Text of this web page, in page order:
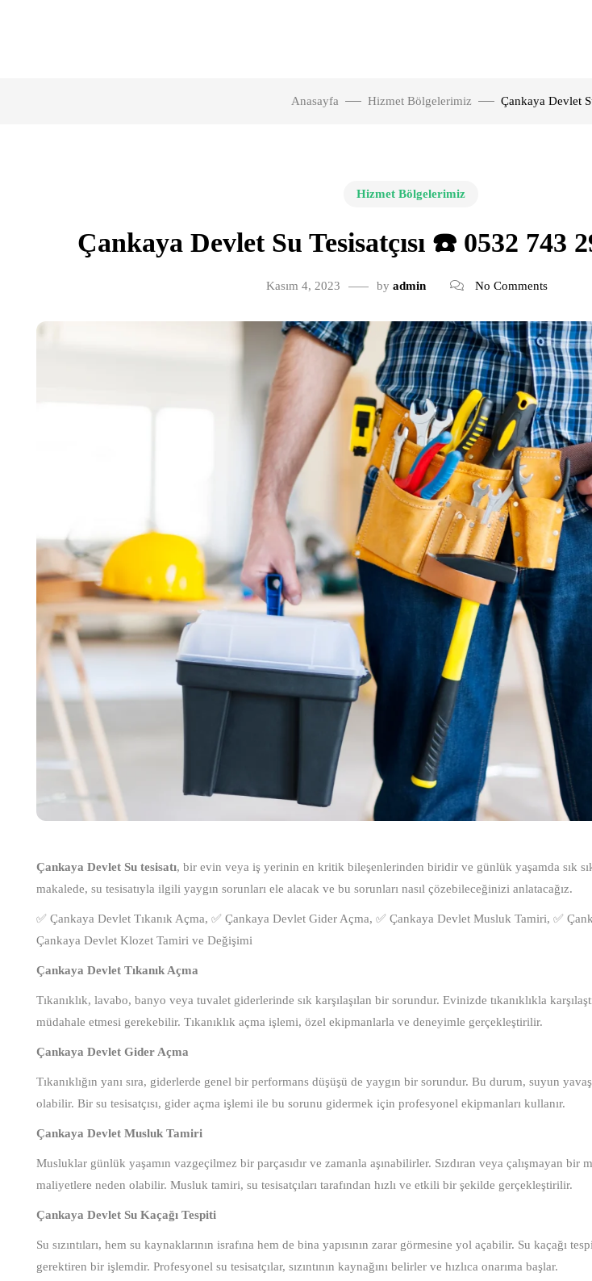
Anasayfa Hizmet Bölgelerimiz Çankaya Devlet
Hizmet Bölgelerimiz
Çankaya Devlet Su Tesisatçısı ☎️ 0532 743
Kasım 4, 2023 by admin No Comments
Çankaya Devlet Su tesisatı, bir evin veya iş yerinin en kritik bileşenlerinden biridir ve günlük yaşamda sık
makalede, su tesisatıyla ilgili yaygın sorunları ele alacak ve bu sorunları nasıl çözebileceğinizi anlatacağız.
✅ Çankaya Devlet Tıkanık Açma, ✅ Çankaya Devlet Gider Açma, ✅ Çankaya Devlet Musluk Tamiri, ✅
Çankaya Devlet Klozet Tamiri ve Değişimi
Çankaya Devlet Tıkanık Açma
Tıkanıklık, lavabo, banyo veya tuvalet giderlerinde sık karşılaşılan bir sorundur. Evinizde tıkanıklıkla
müdahale etmesi gerekebilir. Tıkanıklık açma işlemi, özel ekipmanlarla ve deneyimle gerçekleştirilir.
Çankaya Devlet Gider Açma
Tıkanıklığın yanı sıra, giderlerde genel bir performans düşüşü de yaygın bir sorundur. Bu durum, suyun
olabilir. Bir su tesisatçısı, gider açma işlemi ile bu sorunu gidermek için profesyonel ekipmanları kullanır.
Çankaya Devlet Musluk Tamiri
Musluklar günlük yaşamın vazgeçilmez bir parçasıdır ve zamanla aşınabilirler. Sızdıran veya çalışmayan bir
maliyetlere neden olabilir. Musluk tamiri, su tesisatçıları tarafından hızlı ve etkili bir şekilde gerçekleştirilir.
Çankaya Devlet Su Kaçağı Tespiti
Su sızıntıları, hem su kaynaklarının israfına hem de bina yapısının zarar görmesine yol açabilir. Su kaçağı
gerektiren bir işlemdir. Profesyonel su tesisatçılar, sızıntının kaynağını belirler ve hızlıca onarıma başlar.